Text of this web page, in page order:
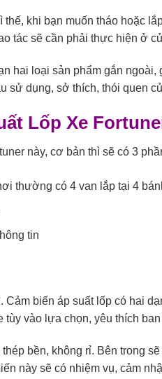
khi bạn muốn tháo hoặc
tác sẽ cần phải thực hiện ở
hai loại sản phẩm gắn
sử dụng, sở thích, thói quen
Lốp Xe
này, cơ bản thì sẽ có 3
thường có 4 van lắp tại 4
tin
biến áp suất lốp có hai
vào lựa chọn, yêu thích
bền, không rỉ. Bên trong
này sẽ có nhiệm vụ, cảm